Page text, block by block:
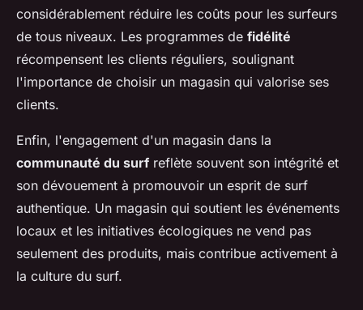
considérablement réduire les coûts pour les surfeurs
de tous niveaux. Les programmes de fidélité
récompensent les clients réguliers, soulignant
l'importance de choisir un magasin qui valorise ses
clients.
Enfin, l'engagement d'un magasin dans la
communauté du surf reflète souvent son intégrité et
son dévouement à promouvoir un esprit de surf
authentique. Un magasin qui soutient les événements
locaux et les initiatives écologiques ne vend pas
seulement des produits, mais contribue activement à
la culture du surf.